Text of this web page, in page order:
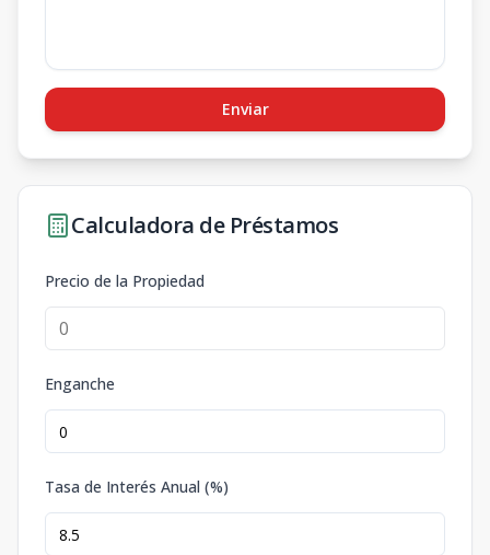
Enviar
Calculadora de Préstamos
Precio de la Propiedad
Enganche
Tasa de Interés Anual (%)